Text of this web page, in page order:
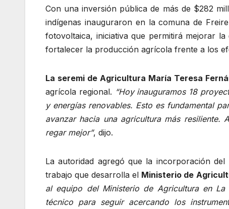
Con una inversión pública de más de $282
indígenas inauguraron en la comuna de
fotovoltaica, iniciativa que permitirá mejorar
fortalecer la producción agrícola frente a los
La seremi de Agricultura María Teresa
agrícola regional. “Hoy inauguramos 18
y energías renovables. Esto es fundamental
avanzar hacia una agricultura más resiliente.
regar mejor”, dijo.
La autoridad agregó que la incorporación
trabajo que desarrolla el Ministerio de
al equipo del Ministerio de Agricultura en La
técnico para seguir acercando los